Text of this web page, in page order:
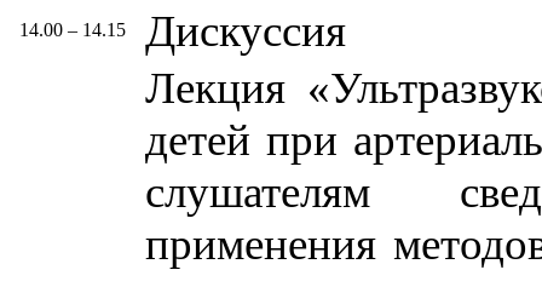
14.00 – 14.15
Дискуссия
Лекция
детей при
слушателям
применения